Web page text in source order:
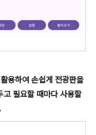
용하여 손쉽게 전광판을
고 필요할 때마다 사용할